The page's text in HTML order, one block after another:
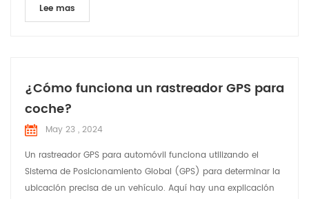
Lee mas
¿Cómo funciona un rastreador GPS para
coche?
May 23 , 2024
Un rastreador GPS para automóvil funciona utilizando el
Sistema de Posicionamiento Global (GPS) para determinar la
ubicación precisa de un vehículo. Aquí hay una explicación